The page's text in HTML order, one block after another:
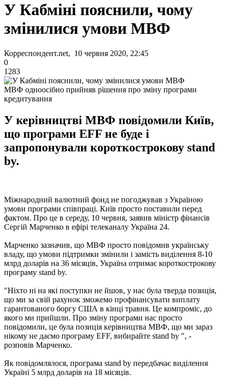
У Кабміні пояснили, чому
змінилися умови МВФ
Корреспондент.net, 10 червня 2020, 22:45
0
1283
МВФ одноосібно прийняв рішення про зміну програми
кредитування
У керівництві МВФ повідомили Київ,
що програми ЕFF не буде і
запропонували короткострокову stand
by.
Міжнародний валютний фонд не погоджував з Україною
умови програми співпраці. Київ просто поставили перед
фактом. Про це в середу, 10 червня, заявив міністр фінансів
Сергій Марченко в ефірі телеканалу Україна 24.
Марченко зазначив, що МВФ просто повідомив українську
владу, що умови підтримки змінили і замість виділення 8-10
млрд доларів на 36 місяців, Україна отримає короткострокову
програму stand by.
"Ніхто ні на які поступки не йшов, у нас була тверда позиція,
що ми за свій рахунок зможемо профінансувати виплату
гарантованого боргу США в кінці травня. Це компроміс, до
якого ми прийшли. Про зміну програми нас просто
повідомили, це була позиція керівництва МВФ, що ми зараз
нікому не даємо програму ЕFF, вибирайте stand by ", -
розповів Марченко.
Як повідомлялося, програма stand by передбачає виділення
Україні 5 млрд доларів на 18 місяців.